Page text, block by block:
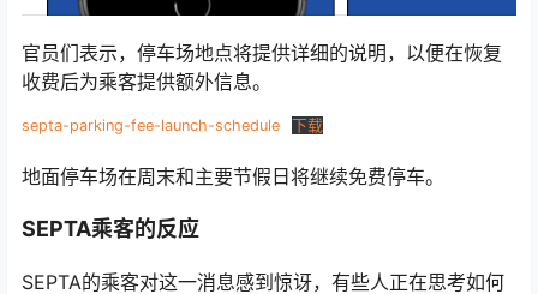
官员们表示，停车场地点将提供详细的说明，以便在恢复
收费后为乘客提供额外信息。
septa-parking-fee-launch-schedule 下载
地面停车场在周末和主要节假日将继续免费停车。
SEPTA乘客的反应
SEPTA的乘客对这一消息感到惊讶，有些人正在思考如何